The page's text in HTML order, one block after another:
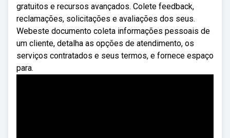
gratuitos e recursos avançados. Colete feedback,
reclamações, solicitações e avaliações dos seus.
Webeste documento coleta informações pessoais de
um cliente, detalha as opções de atendimento, os
serviços contratados e seus termos, e fornece espaço
para.